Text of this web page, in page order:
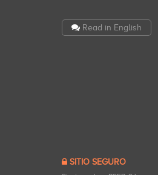
Read in English
SITIO SEGURO